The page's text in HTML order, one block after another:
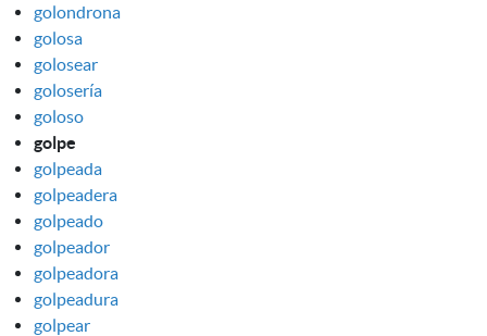
golondrona
golosa
golosear
golosería
goloso
golpe
golpeada
golpeadera
golpeado
golpeador
golpeadora
golpeadura
golpear